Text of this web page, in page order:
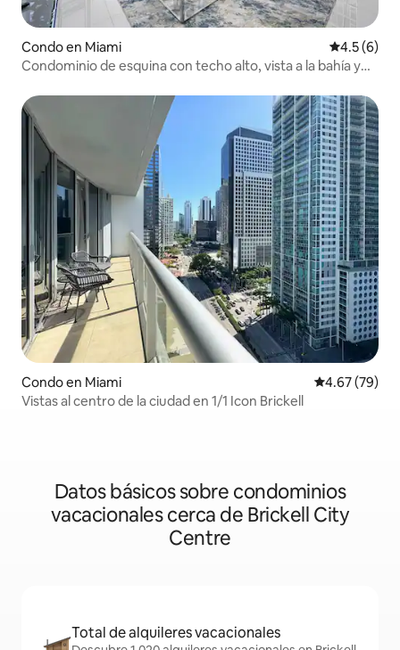
Condo en Miami
4.5 (6)
Condominio de esquina con techo alto, vista a la bahía y
Condo en Miami Calificación
4.67 (79)
Vistas al centro de la ciudad en 1/1 Icon Brickell
Datos básicos sobre condominios
vacacionales cerca de Brickell City
Centre
Total de alquileres vacacionales